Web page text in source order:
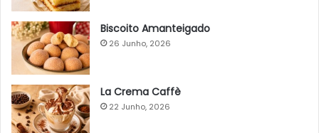
Biscoito Amanteigado
26 Junho, 2026
La Crema Caffè
22 Junho, 2026